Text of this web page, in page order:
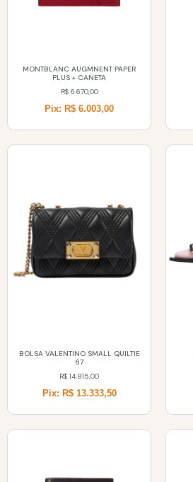
MONTBLANC AUGMNENT PAPER
PLUS + CANETA
R$6.670,00
Pix: R$ 6.003,00
BOLSA VALENTINO SMALL QUILTIE
67
R$ 14.815,00
Pix: R$ 13.333,50